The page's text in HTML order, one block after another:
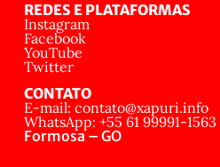
REDES E PLATAFORMAS
Instagram
Facebook
YouTube
Twitter
CONTATO
E-mail: contato@xapuri.info
WhatsApp: +55 61 99991-1563
Formosa – GO